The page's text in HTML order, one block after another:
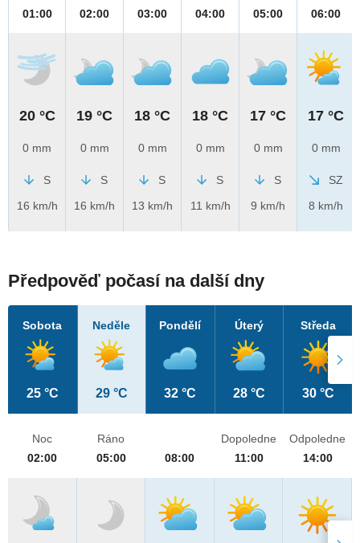
01:00
20 °C
0 mm
S
16 km/h
02:00
19 °C
0 mm
S
16 km/h
03:00
18 °C
0 mm
S
13 km/h
04:00
18 °C
0 mm
S
11 km/h
05:00
17 °C
0 mm
S
9 km/h
06:00
17 °C
0 mm
SZ
8 km/h
Předpověď počasí na další dny
Sobota
25 °C
Neděle
29 °C
Pondělí
32 °C
Úterý
28 °C
Středa
30 °C
Noc
02:00
Ráno
05:00
08:00
Dopoledne
11:00
Odpoledne
14:00